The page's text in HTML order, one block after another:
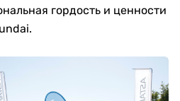
гордость и ценности